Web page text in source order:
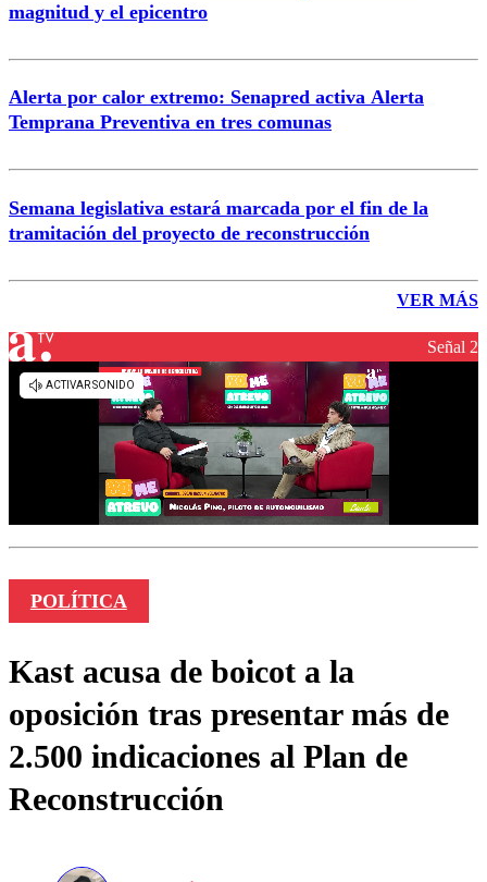
magnitud y el epicentro
Alerta por calor extremo: Senapred activa Alerta
Temprana Preventiva en tres comunas
Semana legislativa estará marcada por el fin de la
tramitación del proyecto de reconstrucción
VER MÁS
Señal 2
POLÍTICA
Kast acusa de boicot a la
oposición tras presentar más de
2.500 indicaciones al Plan de
Reconstrucción